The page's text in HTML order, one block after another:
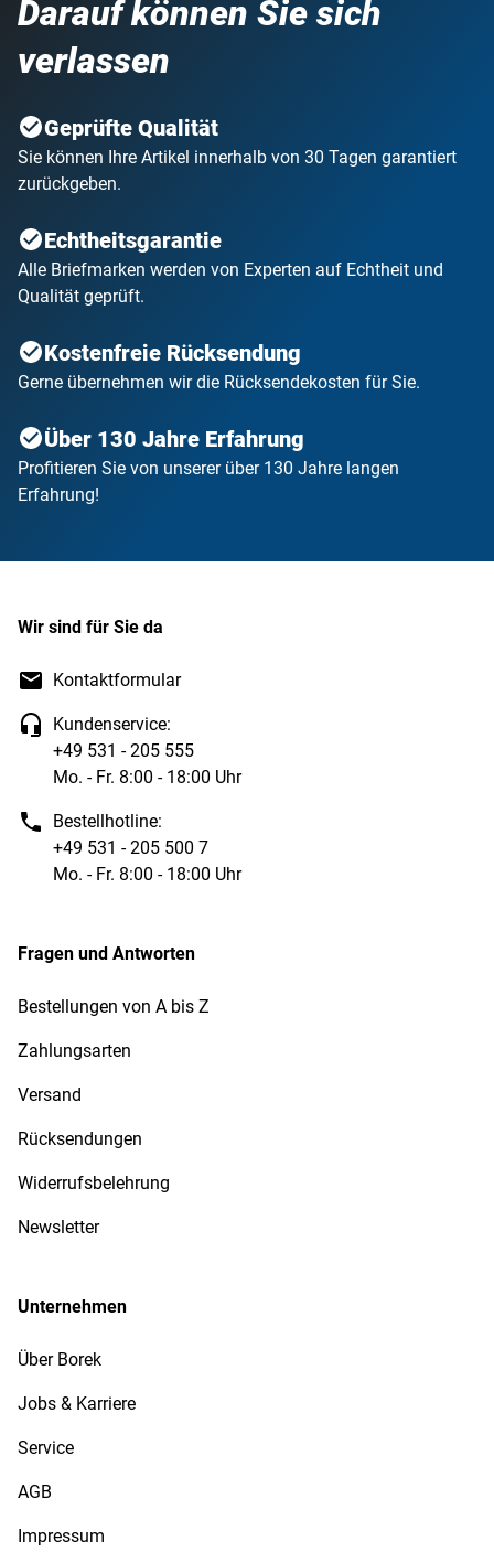
Darauf können Sie sich
verlassen
Geprüfte Qualität
Sie können Ihre Artikel innerhalb von 30 Tagen garantiert
zurückgeben.
Echtheitsgarantie
Alle Briefmarken werden von Experten auf Echtheit und
Qualität geprüft.
Kostenfreie Rücksendung
Gerne übernehmen wir die Rücksendekosten für Sie.
Über 130 Jahre Erfahrung
Profitieren Sie von unserer über 130 Jahre langen
Erfahrung!
Wir sind für Sie da
Kontaktformular
Kundenservice:
+49 531 - 205 555
Mo. - Fr. 8:00 - 18:00 Uhr
Bestellhotline:
+49 531 - 205 500 7
Mo. - Fr. 8:00 - 18:00 Uhr
Fragen und Antworten
Bestellungen von A bis Z
Zahlungsarten
Versand
Rücksendungen
Widerrufsbelehrung
Newsletter
Unternehmen
Über Borek
Jobs & Karriere
Service
AGB
Impressum